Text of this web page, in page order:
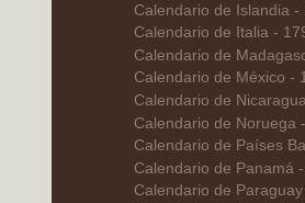
Calendario de Islandia -
Calendario de Italia -
Calendario de
Calendario de México -
Calendario de
Calendario de Noruega
Calendario de Países
Calendario de Panamá
Calendario de